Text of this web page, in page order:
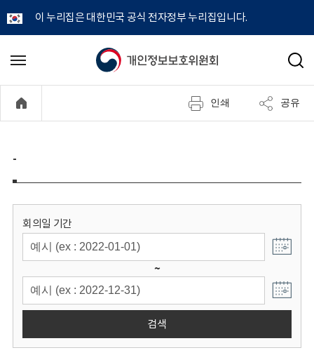
이 누리집은 대한민국 공식 전자정부 누리집입니다.
개
정
보
위
원
회
메
기
검
인쇄 공유
-
회의일 기간
~
검색